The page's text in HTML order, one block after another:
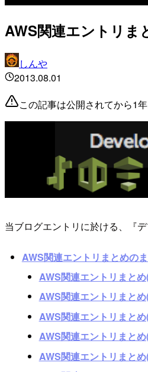
AWS関連エントリま
しんや
2013.08.01
この記事は公開されてから1
当ブログエントリに於ける、『
AWS関連エントリまとめの
AWS関連エントリまと
AWS関連エントリまと
AWS関連エントリまと
AWS関連エントリまと
AWS関連エントリまと